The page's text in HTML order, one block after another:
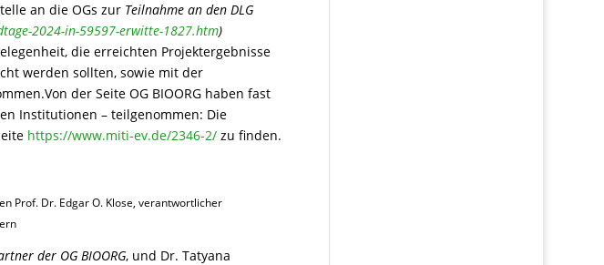
an die OGs zur Teilnahme an den DLG
2024-in-59597-erwitte-1827.htm)
die erreichten Projektergebnisse
werden sollten, sowie mit der
der Seite OG BIOORG haben fast
Institutionen – teilgenommen: Die
https://www.miti-ev.de/2346-2/ zu finden.
Prof. Dr. Edgar O. Klose, verantwortlicher
der OG BIOORG, und Dr. Tatyana